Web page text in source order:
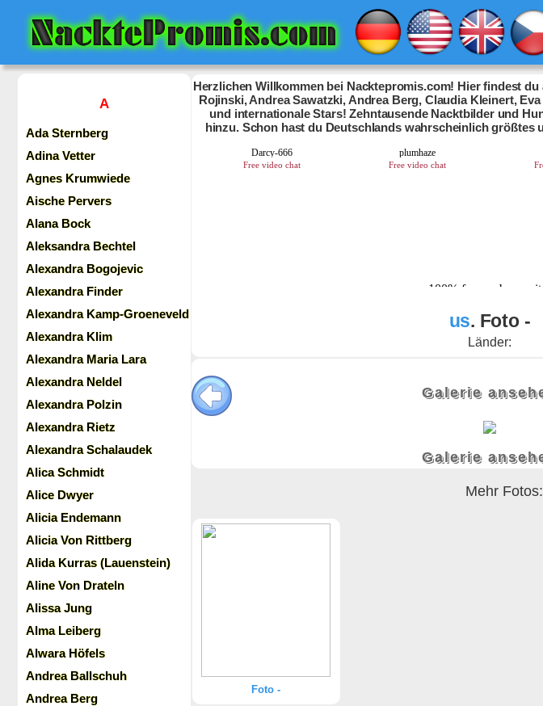
A
Ada Sternberg
Adina Vetter
Agnes Krumwiede
Aische Pervers
Alana Bock
Aleksandra Bechtel
Alexandra Bogojevic
Alexandra Finder
Alexandra Kamp-Groeneveld
Alexandra Klim
Alexandra Maria Lara
Alexandra Neldel
Alexandra Polzin
Alexandra Rietz
Alexandra Schalaudek
Alica Schmidt
Alice Dwyer
Alicia Endemann
Alicia Von Rittberg
Alida Kurras (Lauenstein)
Aline Von Drateln
Alissa Jung
Alma Leiberg
Alwara Höfels
Andrea Ballschuh
Andrea Berg
Herzlichen Willkommen bei Nacktepromis.com! Hier findest
Rojinski, Andrea Sawatzki, Andrea Berg, Claudia Kleinert,
und internationale Stars! Zehntausende Nacktbilder und
hinzu. Schon hast du Deutschlands wahrscheinlich größtes
us. Foto -
Länder:
Galerie
Galerie
Mehr Fotos:
Foto -